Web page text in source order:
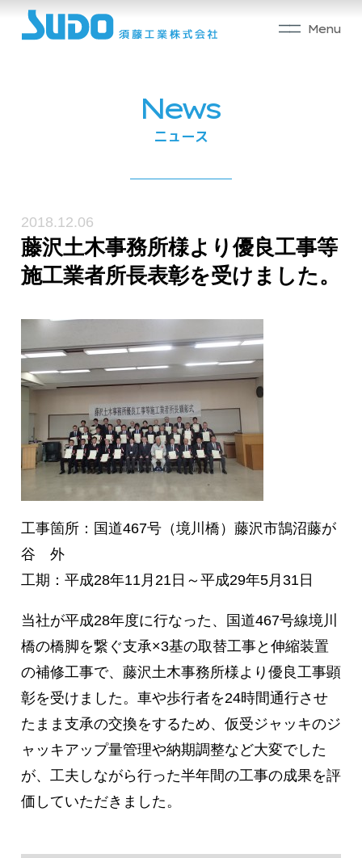
須藤工業の強み
企業理念
会社概要
事業内容
沿革
News
ニュース
2018.12.06
藤沢土木事務所様より優良工事等
施工業者所長表彰を受けました。
工事箇所：国道467号（境川橋）藤沢市鵠沼藤が
谷 外
工期：平成28年11月21日～平成29年5月31日
当社が平成28年度に行なった、国道467号線境川
橋の橋脚を繋ぐ支承×3基の取替工事と伸縮装置
の補修工事で、藤沢土木事務所様より優良工事顕
彰を受けました。車や歩行者を24時間通行させ
たまま支承の交換をするため、仮受ジャッキのジ
ャッキアップ量管理や納期調整など大変でした
が、工夫しながら行った半年間の工事の成果を評
価していただきました。